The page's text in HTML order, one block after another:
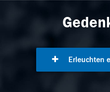
Erleuchten